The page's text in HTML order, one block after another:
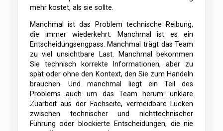
mehr kostet, als sie sollte.
Manchmal ist das Problem technische Reibung,
die immer wiederkehrt. Manchmal ist es ein
Entscheidungsengpass. Manchmal trägt das Team
zu viel unsichtbare Last. Manchmal bekommen
Sie technisch korrekte Informationen, aber zu
spät oder ohne den Kontext, den Sie zum Handeln
brauchen. Und manchmal liegt ein Teil des
Problems auch um das Team herum: unklare
Zuarbeit aus der Fachseite, vermeidbare Lücken
zwischen technischer und nichttechnischer
Führung oder blockierte Entscheidungen, die nie